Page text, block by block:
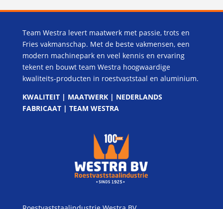
Team Westra levert maatwerk met passie, trots en
Fries vakmanschap. Met de beste vakmensen, een
modern machinepark en veel kennis en ervaring
tekent en bouwt team Westra hoogwaardige
kwaliteits-producten in roestvaststaal en aluminium.
KWALITEIT | MAATWERK | NEDERLANDS
FABRICAAT | TEAM WESTRA